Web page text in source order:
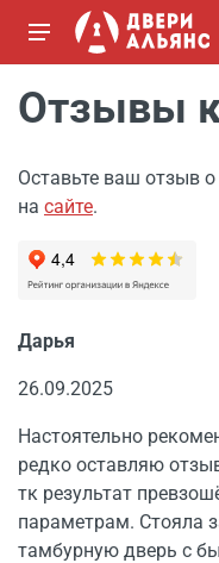
Отзывы
Оставьте ваш отзыв
на сайте.
Дарья
26.09.2025
Настоятельно
редко оставляю
тк результат
параметрам. Стояла
тамбурную дверь с